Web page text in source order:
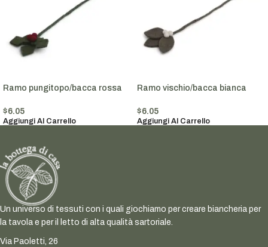
Ramo pungitopo/bacca rossa
$6.05
Aggiungi Al Carrello
Ramo vischio/bacca bianca
$6.05
Aggiungi Al Carrello
Un universo di tessuti con i quali giochiamo per creare biancheria per
la tavola e per il letto di alta qualità sartoriale.
Via Paoletti, 26